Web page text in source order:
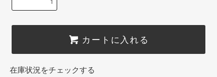
カートに入れる
在庫状況をチェックする